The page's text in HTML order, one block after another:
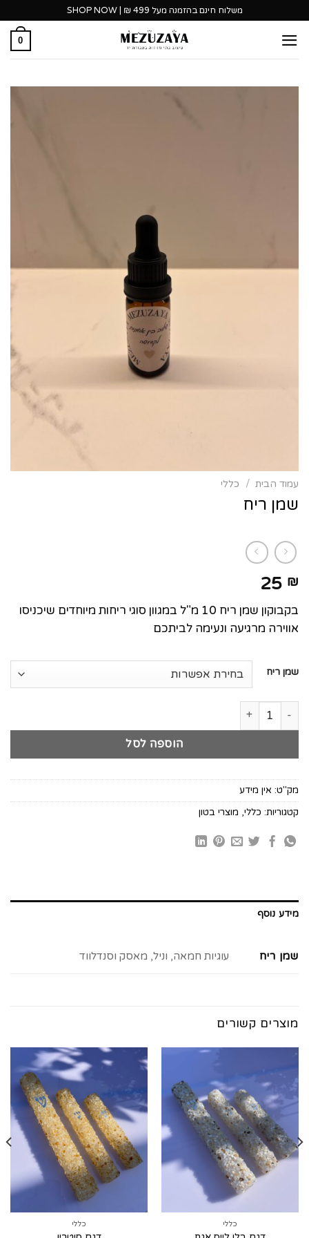
content
משלוח חינם בהזמנה מעל 499 ₪ | SHOP NOW
0
עמוד הבית / כללי
שמן ריח
25 ₪
בקבוקון שמן ריח 10 מ"ל במגוון סוגי ריחות מיוחדים שיכניסו
אווירה מרגיעה ונעימה לביתכם
שמן ריח
כמות של שמן ריח
הוספה לסל
מק"ט: אין מידע
קטגוריות: כללי, מוצרי בטון
מידע נוסף
שמן ריח עוגיות חמאה, וניל, מאסק וסנדלווד
מוצרים קשורים
כללי כללי